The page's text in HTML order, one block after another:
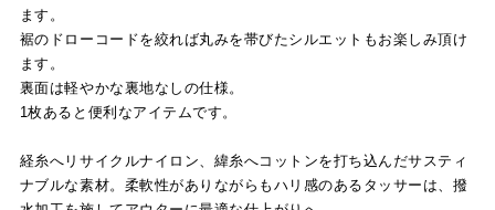
ます。
裾のドローコードを絞れば丸みを帯びたシルエットもお楽しみ頂け
ます。
裏面は軽やかな裏地なしの仕様。
1枚あると便利なアイテムです。
経糸へリサイクルナイロン、緯糸へコットンを打ち込んだサスティ
ナブルな素材。柔軟性がありながらもハリ感のあるタッサーは、撥